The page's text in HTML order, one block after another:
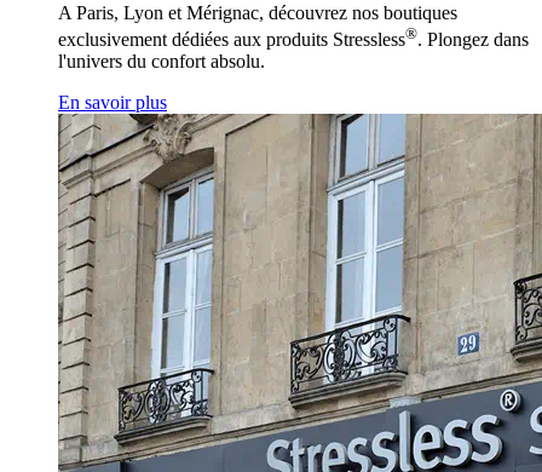
A Paris, Lyon et Mérignac, découvrez nos boutiques
exclusivement dédiées aux produits Stressless®. Plongez dans
l'univers du confort absolu.
En savoir plus